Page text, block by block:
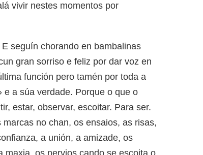
vivir nestes momentos por
seguín chorando en bambalinas
gran sorriso e feliz por dar voz en
función pero tamén por toda a
a súa verdade. Porque o que o
estar, observar, escoitar. Para ser.
no chan, os ensaios, as risas,
a unión, a amizade, os